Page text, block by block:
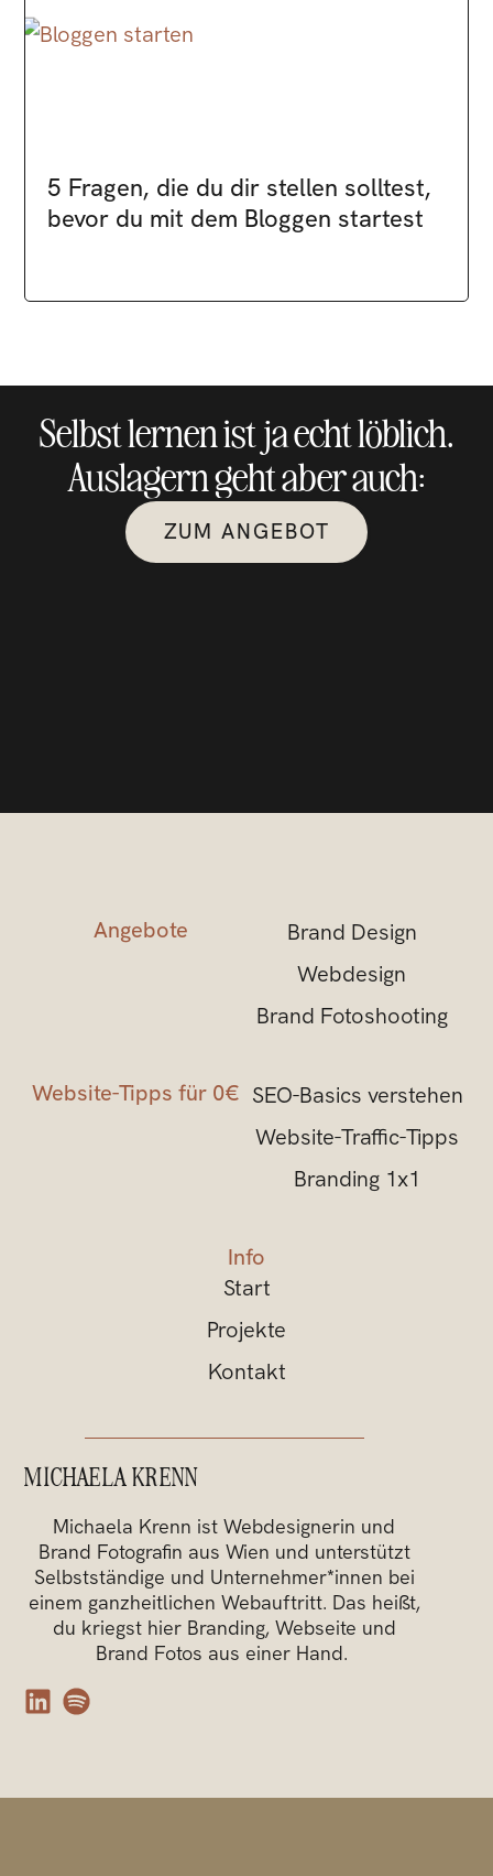
5 Fragen, die du dir stellen solltest,
bevor du mit dem Bloggen startest
Selbst lernen ist ja echt löblich.
Auslagern geht aber auch:
ZUM ANGEBOT
MICHAELA KRENN
Michaela Krenn ist Webdesignerin und
Brand Fotografin aus Wien und unterstützt
Selbstständige und Unternehmer*innen bei
einem ganzheitlichen Webauftritt. Das heißt,
du kriegst hier Branding, Webseite und
Brand Fotos aus einer Hand.
Info
Start
Projekte
Kontakt
Angebote
Brand Design
Webdesign
Brand Fotoshooting
Website-Tipps für 0€ SEO-Basics verstehen
Website-Traffic-Tipps
Branding 1x1